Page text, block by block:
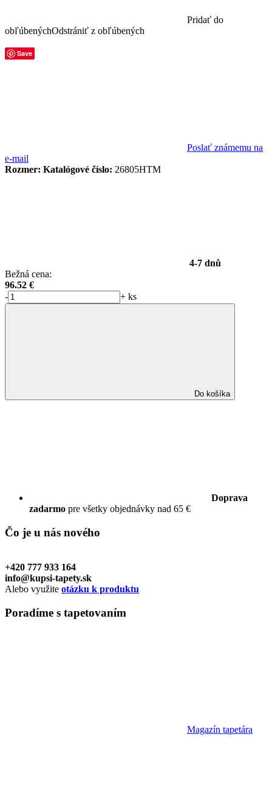
Pridať do
obľúbenýchOdstrániť z obľúbených
Save
Poslať známemu na
e-mail
Rozmer: Katalógové číslo: 26805HTM
4-7 dnů
Bežná cena:
96.52 €
-
+ ks
Do košíka
Doprava
zadarmo pre všetky objednávky nad 65 €
Čo je u nás nového
+420 777 933 164
info@kupsi-tapety.sk
Alebo využite otázku k produktu
Poradíme s tapetovaním
Magazín tapetára